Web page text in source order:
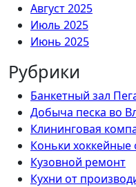
Август 2025
Июль 2025
Июнь 2025
Рубрики
Банкетный зал
Добыча песка во
Клининговая
Коньки хоккейные
Кузовной ремонт
Кухни от